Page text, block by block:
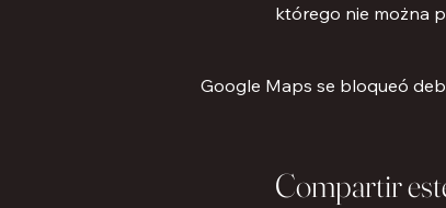
którego nie można
Google Maps se bloqueó
Compartir